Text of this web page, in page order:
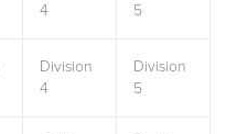
4
5
Division
4
Division
5